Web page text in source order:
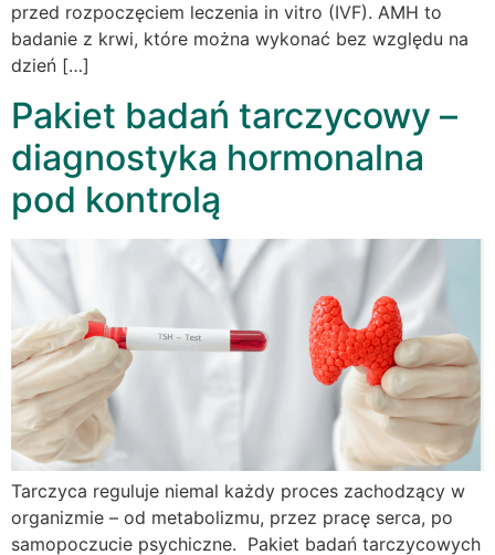
przed rozpoczęciem leczenia in vitro (IVF). AMH to
badanie z krwi, które można wykonać bez względu na
dzień […]
Pakiet badań tarczycowy –
diagnostyka hormonalna
pod kontrolą
Tarczyca reguluje niemal każdy proces zachodzący w
organizmie – od metabolizmu, przez pracę serca, po
samopoczucie psychiczne. Pakiet badań tarczycowych